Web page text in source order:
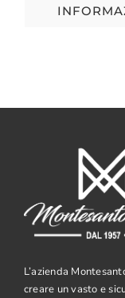
L’azienda
creare un vasto e